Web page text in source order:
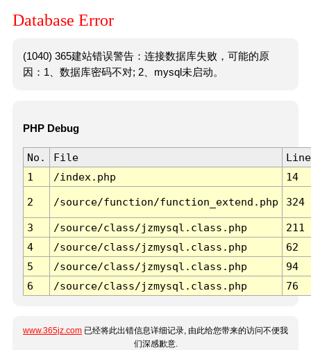
Database Error
(1040) 365建站错误警告：连接数据库失败，可能的原
因：1、数据库密码不对; 2、mysql未启动。
PHP Debug
No. File
Line
1
/index.php 14
2 /source/function/function_extend.php 324
3 /source/class/jzmysql.class.php
211
4
/source/class/jzmysql.class.php
62
5
/source/class/jzmysql.class.php
94
6
/source/class/jzmysql.class.php 76
www.365jz.com 已经将此出错信息详细记录, 由此给您带来的访问不便我
们深感歉意.